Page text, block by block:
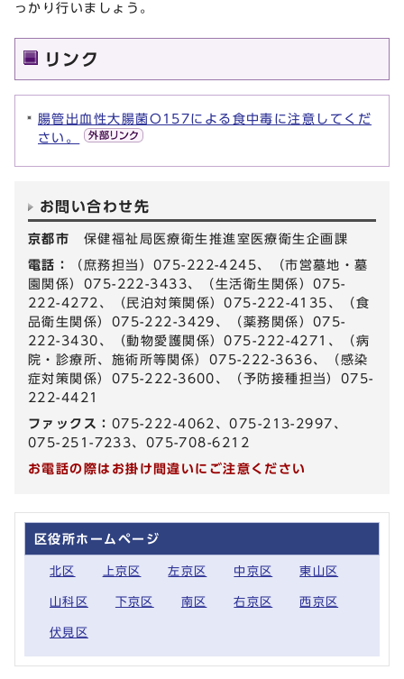
っかり行いましょう。
リンク
腸管出血性大腸菌O157による食中毒に注意してくだ
さい。
お問い合わせ先
京都市 保健福祉局医療衛生推進室医療衛生企画課
電話：
（庶務担当）075-222-4245、（市営墓地・墓
園関係）075-222-3433、（生活衛生関係）075-
222-4272、（民泊対策関係）075-222-4135、（食
品衛生関係）075-222-3429、（薬務関係）075-
222-3430、（動物愛護関係）075-222-4271、（病
院・診療所、施術所等関係）075-222-3636、（感染
症対策関係）075-222-3600、（予防接種担当）075-
222-4421
ファックス： 075-222-4062、075-213-2997、
075-251-7233、075-708-6212
お電話の際はお掛け間違いにご注意ください
区役所ホームページ
北区 上京区 左京区 中京区 東山区
山科区 下京区 南区 右京区 西京区
伏見区